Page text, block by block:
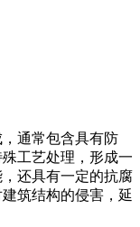
通常包含具有防
工艺处理，形成一
还具有一定的抗腐
筑结构的侵害，延